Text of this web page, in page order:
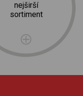
nejširší
sortiment